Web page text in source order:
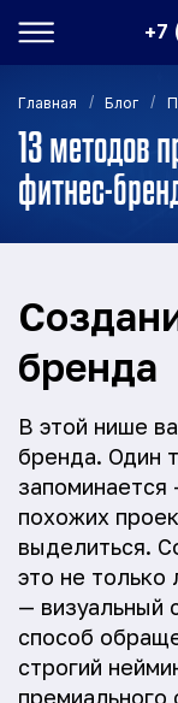
+7
Главная / Блог /
13 методов
фитнес-
бренда
В этой нише
бренда. Один
запоминается
похожих
выделиться.
это не только
— визуальный
способ
строгий
премиального